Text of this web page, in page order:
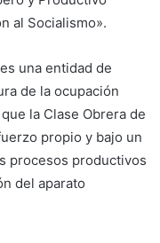
al Socialismo».
una entidad de
de la ocupación
la Clase Obrera de
propio y bajo un
procesos productivos
del aparato